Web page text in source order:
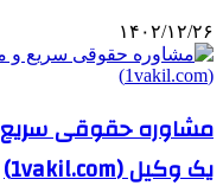
۱۴۰۲/۱۲/۲۶
مشاوره حقوقی
یک وکیل (1vakil.com)